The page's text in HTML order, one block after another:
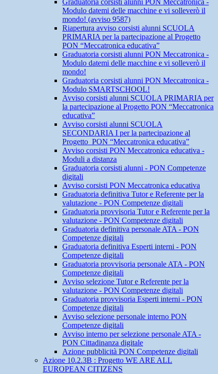
Graduatoria corsisti alunni PON Meccatronica -
Modulo datemi delle macchine e vi solleverò il
mondo! (avviso 9587)
Riapertura avviso corsisti alunni SCUOLA
PRIMARIA per la partecipazione al Progetto
PON “Meccatronica educativa”
Graduatoria corsisti alunni PON Meccatronica -
Modulo datemi delle macchine e vi solleverò il
mondo!
Graduatoria corsisti alunni PON Meccatronica -
Modulo SMARTSCHOOL!
Avviso corsisti alunni SCUOLA PRIMARIA per
la partecipazione al Progetto PON “Meccatronica
educativa”
Avviso corsisti alunni SCUOLA
SECONDARIA I per la partecipazione al
Progetto PON “Meccatronica educativa”
Avviso corsisti PON Meccatronica educativa -
Moduli a distanza
Graduatoria corsisti alunni - PON Competenze
digitali
Avviso corsisti PON Meccatronica educativa
Graduatoria definitiva Tutor e Referente per la
valutazione - PON Competenze digitali
Graduatoria provvisoria Tutor e Referente per la
valutazione - PON Competenze digitali
Graduatoria definitiva personale ATA - PON
Competenze digitali
Graduatoria definitiva Esperti interni - PON
Competenze digitali
Graduatoria provvisoria personale ATA - PON
Competenze digitali
Avviso selezione Tutor e Referente per la
valutazione - PON Competenze digitali
Graduatoria provvisoria Esperti interni - PON
Competenze digitali
Avviso selezione personale interno PON
Competenze digitali
Avviso interno per selezione personale ATA -
PON Cittadinanza digitale
Azione pubblicità PON Competenze digitali
Azione 10.2.3B : Progetto WE ARE ALL
EUROPEAN CITIZENS